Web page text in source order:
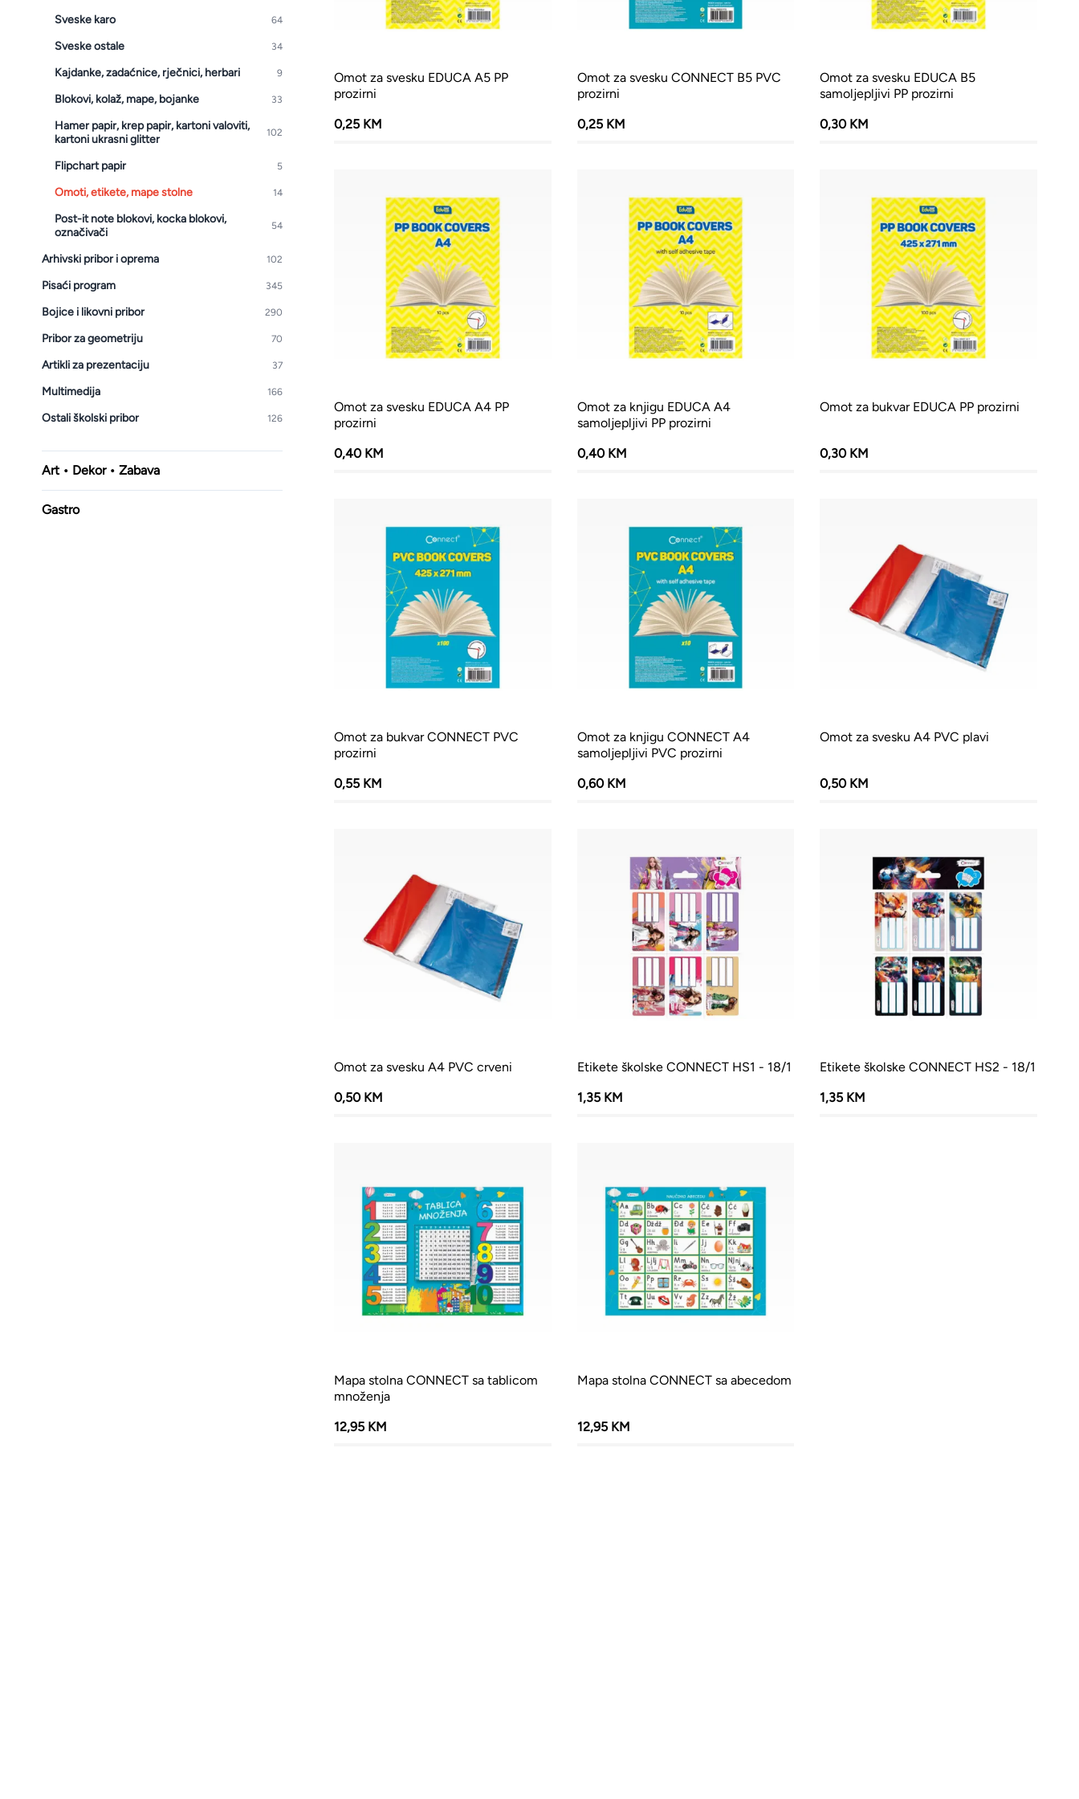
PVC kutije i korpe za veš
Hotelski asortiman
Sredstva za dezinfekciju
Profesionalne mašine
Sveske karo 64
Sveske ostale 34
Kajdanke, zadaćnice, rječnici, herbari 9
Blokovi, kolaž, mape, bojanke 33
Hamer papir, krep papir, kartoni valoviti,
kartoni ukrasni glitter
102
Flipchart papir 5
Omoti, etikete, mape stolne 14
Post-it note blokovi, kocka blokovi,
označivači
54
Arhivski pribor i oprema 102
Pisaći program 345
Bojice i likovni pribor 290
Pribor za geometriju 70
Artikli za prezentaciju 37
Multimedija 166
Ostali školski pribor 126
Art • Dekor • Zabava
Gastro
Omot za svesku EDUCA A5 PP
prozirni
0,25 KM
Omot za svesku CONNECT B5 PVC
prozirni
0,25 KM
Omot za svesku EDUCA B5
samoljepljivi PP prozirni
0,30 KM
Omot za svesku EDUCA A4 PP
prozirni
0,40 KM
Omot za knjigu EDUCA A4
samoljepljivi PP prozirni
0,40 KM
Omot za bukvar EDUCA PP prozirni
0,30 KM
Omot za bukvar CONNECT PVC
prozirni
0,55 KM
Omot za knjigu CONNECT A4
samoljepljivi PVC prozirni
0,60 KM
Omot za svesku A4 PVC plavi
0,50 KM
Omot za svesku A4 PVC crveni
0,50 KM
Etikete školske CONNECT HS1 - 18/1
1,35 KM
Etikete školske CONNECT HS2 - 18/1
1,35 KM
Mapa stolna CONNECT sa tablicom
množenja
12,95 KM
Mapa stolna CONNECT sa abecedom
12,95 KM